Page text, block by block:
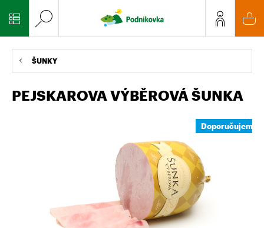
ŠUNKY
PEJSKAROVA VÝBĚROVÁ ŠUNKA
Doporučujeme